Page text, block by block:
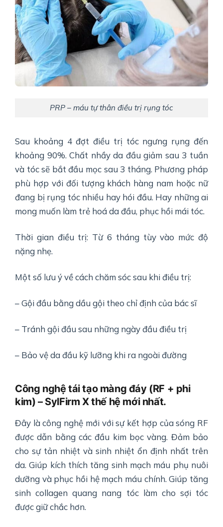
PRP – máu tự thân điều trị rụng tóc
Sau khoảng 4 đợt điều trị tóc ngưng rụng đến
khoảng 90%. Chất nhầy da đầu giảm sau 3 tuần
và tóc sẽ bắt đầu mọc sau 3 tháng. Phương pháp
phù hợp với đối tượng khách hàng nam hoặc nữ
đang bị rụng tóc nhiều hay hói đầu. Hay những ai
mong muốn làm trẻ hoá da đầu, phục hồi mái tóc.
Thời gian điều trị: Từ 6 tháng tùy vào mức độ
nặng nhẹ.
Một số lưu ý về cách chăm sóc sau khi điều trị:
– Gội đầu bằng dầu gội theo chỉ định của bác sĩ
– Tránh gội đầu sau những ngày đầu điều trị
– Bảo vệ da đầu kỹ lưỡng khi ra ngoài đường
Công nghệ tái tạo màng đáy (RF + phi
kim) – SylFirm X thế hệ mới nhất.
Đây là công nghệ mới với sự kết hợp của sóng RF
được dẫn bằng các đầu kim bọc vàng. Đảm bảo
cho sự tản nhiệt và sinh nhiệt ổn định nhất trên
da. Giúp kích thích tăng sinh mạch máu phụ nuôi
dưỡng và phục hồi hệ mạch máu chính. Giúp tăng
sinh collagen quang nang tóc làm cho sợi tóc
được giữ chắc hơn.